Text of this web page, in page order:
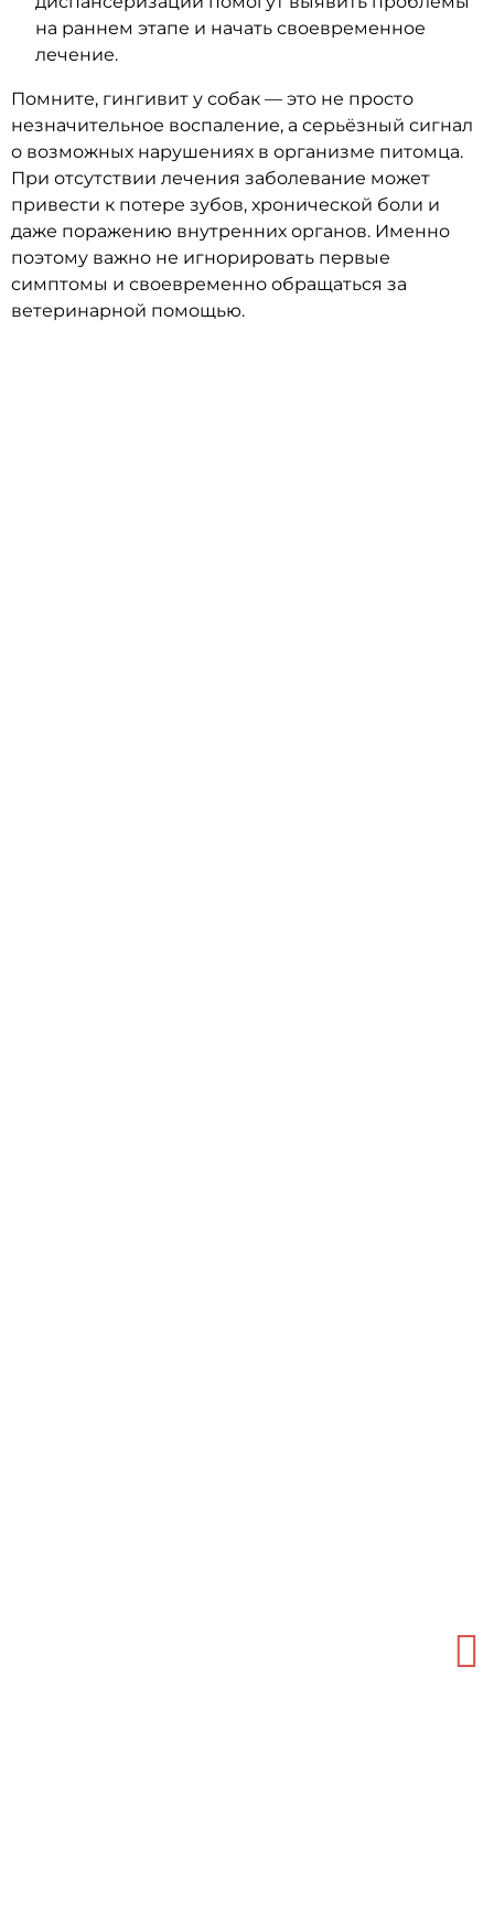
на раннем этапе и начать своевременное
лечение.
Помните, гингивит у собак — это не просто
незначительное воспаление, а серьёзный сигнал
о возможных нарушениях в организме питомца.
При отсутствии лечения заболевание может
привести к потере зубов, хронической боли и
даже поражению внутренних органов. Именно
поэтому важно не игнорировать первые
симптомы и своевременно обращаться за
ветеринарной помощью.